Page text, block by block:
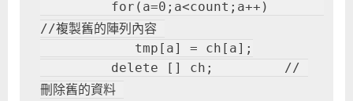
//複製舊的陣列內容
            tmp[a] = ch[a];
刪除舊的資料